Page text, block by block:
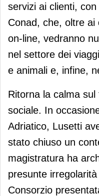
servizi ai clienti, con
Conad, che, oltre ai
on-line, vedranno
nel settore dei
e animali e, infine,
Ritorna la calma
sociale. In
Adriatico, Lusetti
stato chiuso un
magistratura ha
presunte
Consorzio